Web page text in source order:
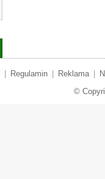
Regulamin Reklama
©